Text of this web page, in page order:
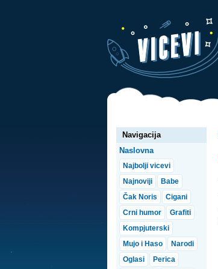
Navigacija
Naslovna
Najbolji vicevi
Najnoviji
Babe
Čak Noris
Cigani
Crni humor
Grafiti
Kompjuterski
Mujo i Haso
Narodi
Oglasi
Perica